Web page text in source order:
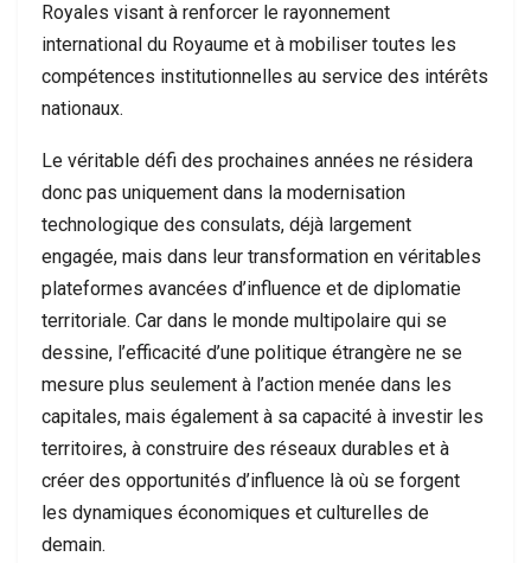
Royales visant à renforcer le rayonnement
international du Royaume et à mobiliser toutes les
compétences institutionnelles au service des intérêts
nationaux.
Le véritable défi des prochaines années ne résidera
donc pas uniquement dans la modernisation
technologique des consulats, déjà largement
engagée, mais dans leur transformation en véritables
plateformes avancées d’influence et de diplomatie
territoriale. Car dans le monde multipolaire qui se
dessine, l’efficacité d’une politique étrangère ne se
mesure plus seulement à l’action menée dans les
capitales, mais également à sa capacité à investir les
territoires, à construire des réseaux durables et à
créer des opportunités d’influence là où se forgent
les dynamiques économiques et culturelles de
demain.